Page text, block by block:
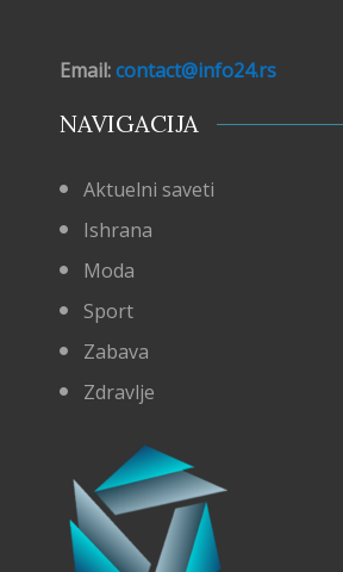
Email:contact@info24.rs
NAVIGACIJA
Aktuelni saveti
Ishrana
Moda
Sport
Zabava
Zdravlje